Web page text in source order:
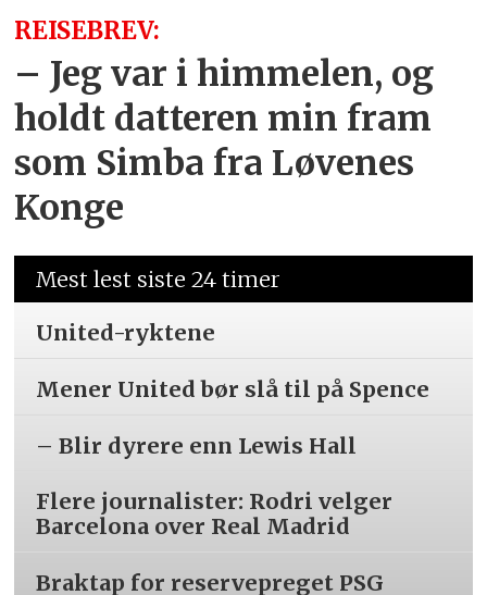
REISEBREV:
– Jeg var i himmelen, og
holdt datteren min fram
som Simba fra Løvenes
Konge
Mest lest siste 24 timer
United-ryktene
Mener United bør slå til på Spence
– Blir dyrere enn Lewis Hall
Flere journalister: Rodri velger
Barcelona over Real Madrid
Braktap for reservepreget PSG